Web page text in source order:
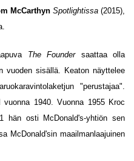
McCarthyn Spotlightissa(2015),
The Foundersaattaa olla
vuoden sisällä. Keaton näyttelee
"perustajaa".
vuonna 1940. Vuonna 1955 Kroc
hän osti McDonald's-yhtiön sen
McDonald'sin maailmanlaajuinen